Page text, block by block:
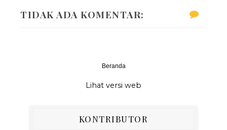
TIDAK ADA KOMENTAR:
Beranda
Lihat versi web
KONTRIBUTOR